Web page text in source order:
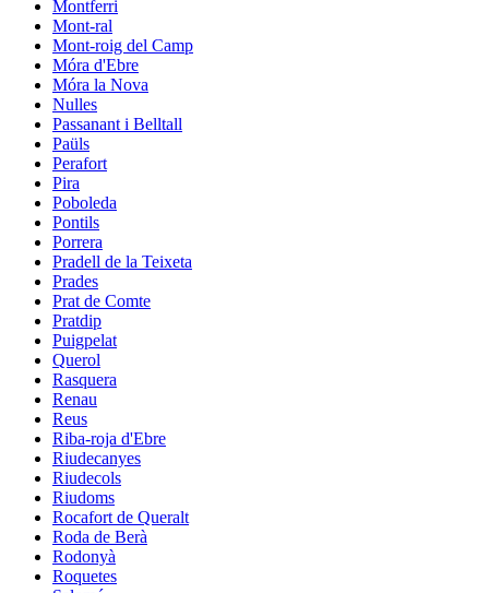
Montferri
Mont-ral
Mont-roig del Camp
Móra d'Ebre
Móra la Nova
Nulles
Passanant i Belltall
Paüls
Perafort
Pira
Poboleda
Pontils
Porrera
Pradell de la Teixeta
Prades
Prat de Comte
Pratdip
Puigpelat
Querol
Rasquera
Renau
Reus
Riba-roja d'Ebre
Riudecanyes
Riudecols
Riudoms
Rocafort de Queralt
Roda de Berà
Rodonyà
Roquetes